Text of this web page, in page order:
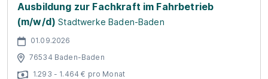
Ausbildung zur Fachkraft im Fahrbetrieb
(m/w/d) Stadtwerke Baden-Baden
01.09.2026
76534 Baden-Baden
1.293 - 1.464 € pro Monat